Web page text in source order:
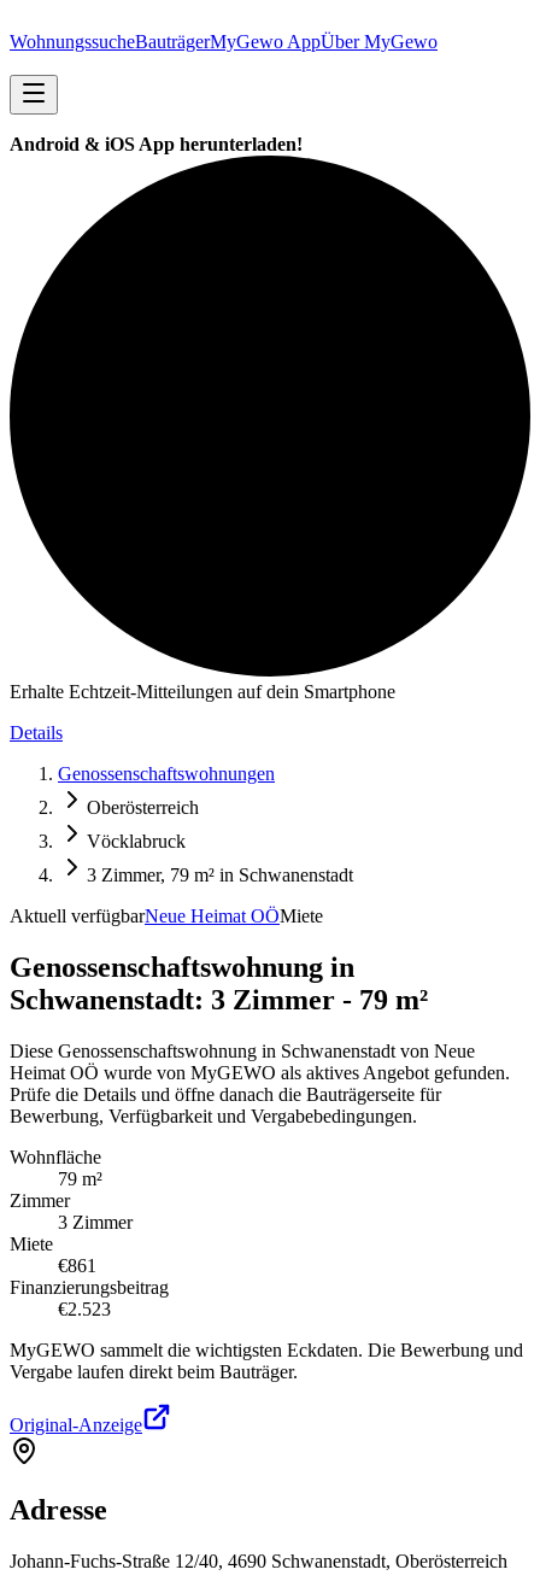
WohnungssucheBauträgerMyGewo AppÜber MyGewo
Android & iOS App herunterladen!
Erhalte Echtzeit-Mitteilungen auf dein Smartphone
Details
Genossenschaftswohnungen
Oberösterreich
Vöcklabruck
3 Zimmer, 79 m² in Schwanenstadt
Aktuell verfügbarNeue Heimat OÖMiete
Genossenschaftswohnung in
Schwanenstadt: 3 Zimmer - 79 m²
Diese Genossenschaftswohnung in Schwanenstadt von Neue
Heimat OÖ wurde von MyGEWO als aktives Angebot gefunden.
Prüfe die Details und öffne danach die Bauträgerseite für
Bewerbung, Verfügbarkeit und Vergabebedingungen.
Wohnfläche
79 m²
Zimmer
3 Zimmer
Miete
€861
Finanzierungsbeitrag
€2.523
MyGEWO sammelt die wichtigsten Eckdaten. Die Bewerbung und
Vergabe laufen direkt beim Bauträger.
Original-Anzeige
Adresse
Johann-Fuchs-Straße 12/40, 4690 Schwanenstadt, Oberösterreich